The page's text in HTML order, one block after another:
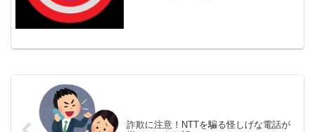
詐欺に注意！NTTを騙る怪しげな電話が